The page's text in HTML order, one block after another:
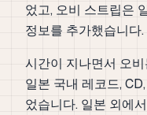
었고, 오비 스트립은
정보를 추가했습니다.
시간이 지나면서 오
일본 국내 레코드,
었습니다. 일본 외에